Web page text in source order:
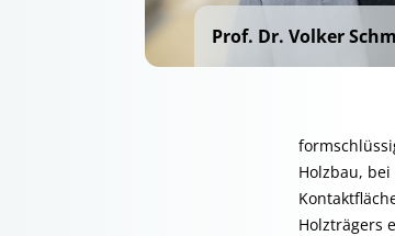
Prof. Dr. Volker
Holzbau,
Holzträgers